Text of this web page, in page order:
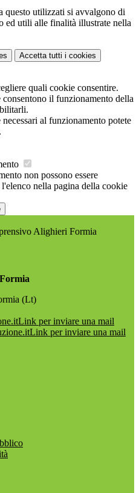
questo utilizzati si avvalgono di
ed utili alle finalità illustrate nella
Accetta tutti i cookies
quali cookie consentire.
il funzionamento della
al funzionamento potete
.
non possono essere
nella pagina della cookie
Alighieri Formia
(Lt)
Link per inviare una mail
Link per inviare una mail